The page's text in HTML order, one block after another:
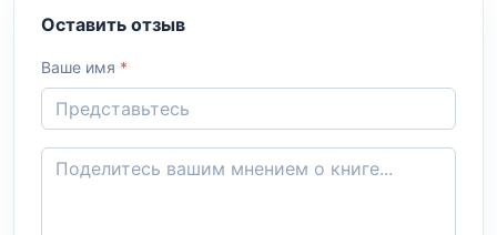
Оставить отзыв
Ваше имя *